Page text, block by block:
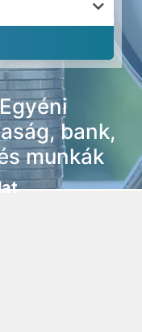
bank,
munkák